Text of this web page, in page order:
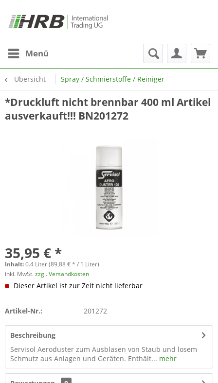
Menü
Übersicht Spray / Schmierstoffe / Reiniger
*Druckluft nicht brennbar 400 ml Artikel
ausverkauft!!! BN201272
35,95 € *
Inhalt:0.4 Liter (89,88 € * / 1 Liter)
inkl. MwSt.zzgl. Versandkosten
Dieser Artikel ist zur Zeit nicht lieferbar
Artikel-Nr.: 201272
Beschreibung
Servisol Aeroduster zum Ausblasen von Staub und losem
Schmutz aus Anlagen und Geräten. Enthält... mehr